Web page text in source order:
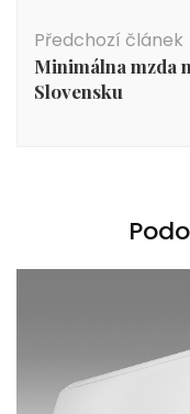
příspěvku
Předchozí článek
Minimálna mzda
Slovensku